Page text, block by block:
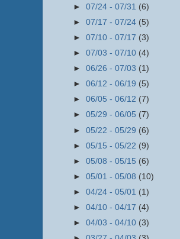
► 07/24 - 07/31 (6)
► 07/17 - 07/24 (5)
► 07/10 - 07/17 (3)
► 07/03 - 07/10 (4)
► 06/26 - 07/03 (1)
► 06/12 - 06/19 (5)
► 06/05 - 06/12 (7)
► 05/29 - 06/05 (7)
► 05/22 - 05/29 (6)
► 05/15 - 05/22 (9)
► 05/08 - 05/15 (6)
► 05/01 - 05/08 (10)
► 04/24 - 05/01 (1)
► 04/10 - 04/17 (4)
► 04/03 - 04/10 (3)